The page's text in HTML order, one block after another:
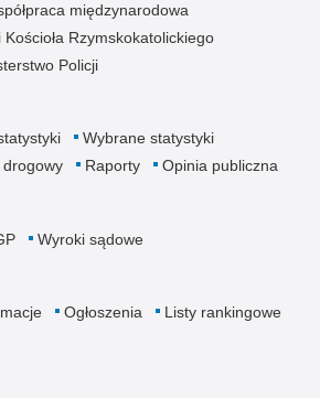
międzynarodowa
Rzymskokatolickiego
Policji
Wybrane statystyki
drogowy Raporty Opinia publiczna
Wyroki sądowe
Ogłoszenia
Listy rankingowe